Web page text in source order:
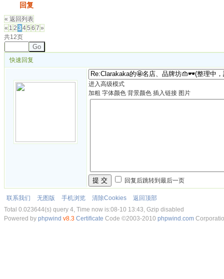
回复
« 返回列表
« 1 2 345 6 7 »
共12页
Go
快速回复
进入高级模式
加粗 字体颜色 背景颜色 插入链接 图片
提 交 回复后跳转到最后一页
联系我们 无图版 手机浏览 清除Cookies
返回顶部
Total 0.023644(s) query 4, Time now is:08-10 13:43, Gzip disabled
Powered by phpwind v8.3 Certificate Code ©2003-2010 phpwind.com